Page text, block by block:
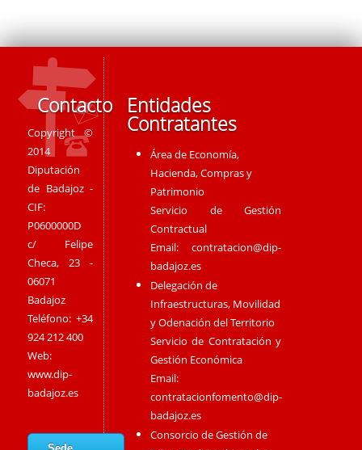
Contacto
Copyright ©
2014
Diputación
de Badajoz -
CIF:
P0600000D
c/ Felipe
Checa, 23 -
06071
Badajoz
Teléfono: +34
924 212 400
Web:
www.dip-
badajoz.es
Entidades
Contratantes
Área de Economía,
Hacienda, Compras y
Patrimonio
Servicio de Gestión
Contractual
Email:contratacion@dip-
badajoz.es
Delegación de
Infraestructuras, Movilidad
y Odenación del Territorio
Servicio de Contratación y
Gestión Económica
Email:
contratacionfomento@dip-
badajoz.es
Consorcio de Gestión de